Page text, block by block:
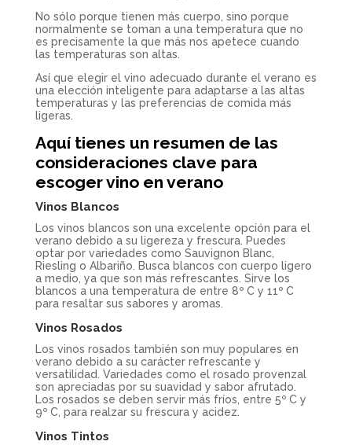
No sólo porque tienen más cuerpo, sino porque
normalmente se toman a una temperatura que no
es precisamente la que más nos apetece cuando
las temperaturas son altas.
Así que elegir el vino adecuado durante el verano es
una elección inteligente para adaptarse a las altas
temperaturas y las preferencias de comida más
ligeras.
Aquí tienes un resumen de las
consideraciones clave para
escoger vino en verano
Vinos Blancos
Los vinos blancos son una excelente opción para el
verano debido a su ligereza y frescura. Puedes
optar por variedades como Sauvignon Blanc,
Riesling o Albariño. Busca blancos con cuerpo ligero
a medio, ya que son más refrescantes. Sirve los
blancos a una temperatura de entre 8º C y 11º C
para resaltar sus sabores y aromas.
Vinos Rosados
Los vinos rosados también son muy populares en
verano debido a su carácter refrescante y
versatilidad. Variedades como el rosado provenzal
son apreciadas por su suavidad y sabor afrutado.
Los rosados se deben servir más fríos, entre 5º C y
9º C, para realzar su frescura y acidez.
Vinos Tintos